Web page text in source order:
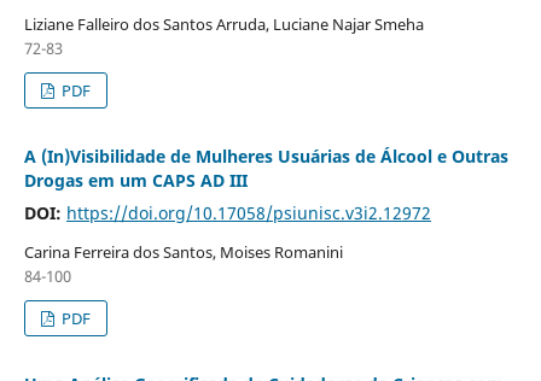
Liziane Falleiro dos Santos Arruda, Luciane Najar Smeha
72-83
PDF
A (In)Visibilidade de Mulheres Usuárias de Álcool e Outras
Drogas em um CAPS AD III
DOI: https://doi.org/10.17058/psiunisc.v3i2.12972
Carina Ferreira dos Santos, Moises Romanini
84-100
PDF